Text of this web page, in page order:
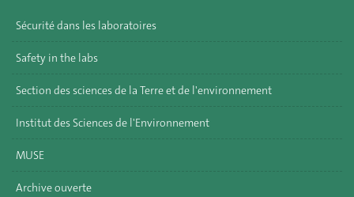
Sécurité dans les laboratoires
Safety in the labs
Section des sciences de la Terre et de l'environnement
Institut des Sciences de l'Environnement
MUSE
Archive ouverte